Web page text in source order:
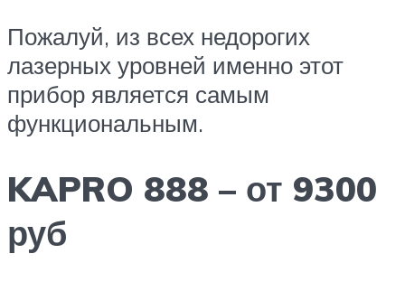
Пожалуй, из всех недорогих
лазерных уровней именно этот
прибор является самым
функциональным.
KAPRO 888 – от 9300
руб